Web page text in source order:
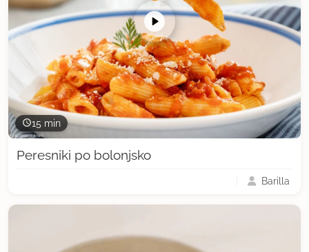
15 min
Peresniki po bolonjsko
Barilla